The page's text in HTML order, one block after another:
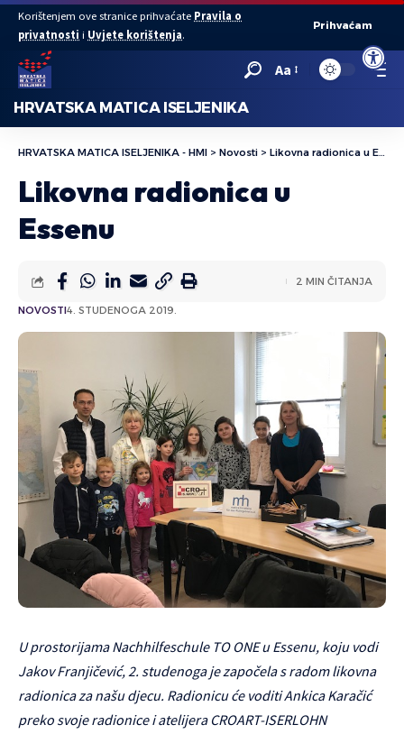
Open
Korištenjem ove stranice prihvaćate Pravila o
privatnosti i Uvjete korištenja.
Prihvaćam
Aa
HRVATSKA MATICA ISELJENIKA
HRVATSKA MATICA ISELJENIKA - HMI > Novosti > Likovna radionica u Essenu
Likovna radionica u
Essenu
NOVOSTI4. STUDENOGA 2019.
2 MIN ČITANJA
U prostorijama Nachhilfeschule TO ONE u Essenu, koju vodi
Jakov Franjičević, 2. studenoga je započela s radom likovna
radionica za našu djecu. Radionicu će voditi Ankica Karačić
preko svoje radionice i atelijera CROART-ISERLOHN